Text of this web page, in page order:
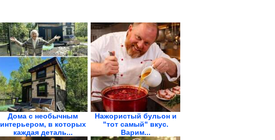
Дома с необычным
интерьером, в которых
каждая деталь...
Нажористый бульон и
"тот самый" вкус.
Варим...